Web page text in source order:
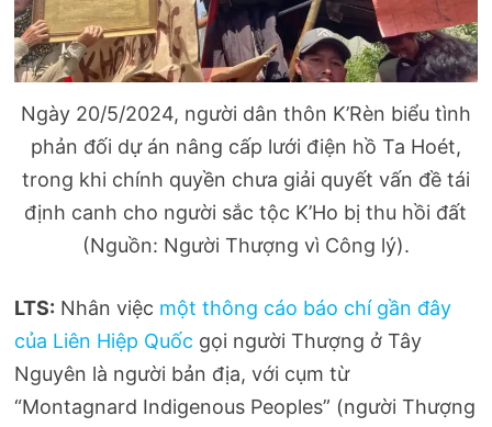
Ngày 20/5/2024, người dân thôn K’Rèn biểu tình
phản đối dự án nâng cấp lưới điện hồ Ta Hoét,
trong khi chính quyền chưa giải quyết vấn đề tái
định canh cho người sắc tộc K’Ho bị thu hồi đất
(Nguồn: Người Thượng vì Công lý).
LTS: Nhân việc một thông cáo báo chí gần đây
của Liên Hiệp Quốc gọi người Thượng ở Tây
Nguyên là người bản địa, với cụm từ
“Montagnard Indigenous Peoples” (người Thượng